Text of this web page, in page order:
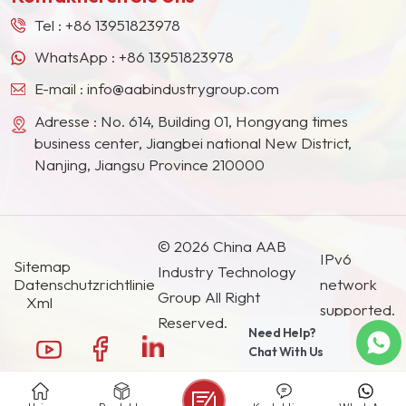
Ländern und Regionen geworden.
Tel : +86 13951823978
WhatsApp : +86 13951823978
E-mail : info@aabindustrygroup.com
Adresse : No. 614, Building 01, Hongyang times
business center, Jiangbei national New District,
Nanjing, Jiangsu Province 210000
Sitemap
Datenschutzrichtlinie
Xml
© 2026 China AAB
Industry Technology
Group All Right
Reserved.
IPv6
network
supported.
Need Help?
Chat With Us